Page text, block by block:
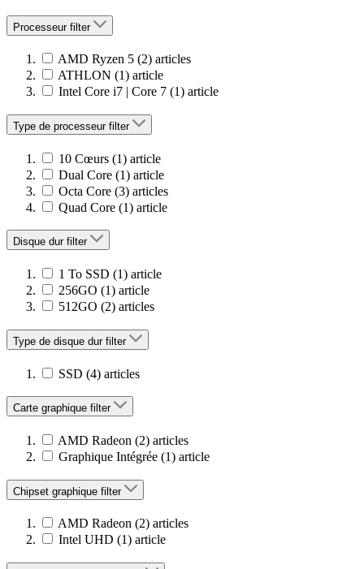
Processeur filter
AMD Ryzen 5 (2) articles
ATHLON (1) article
Intel Core i7 | Core 7 (1) article
Type de processeur filter
10 Cœurs (1) article
Dual Core (1) article
Octa Core (3) articles
Quad Core (1) article
Disque dur filter
1 To SSD (1) article
256GO (1) article
512GO (2) articles
Type de disque dur filter
SSD (4) articles
Carte graphique filter
AMD Radeon (2) articles
Graphique Intégrée (1) article
Chipset graphique filter
AMD Radeon (2) articles
Intel UHD (1) article